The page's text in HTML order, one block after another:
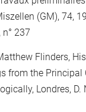
(GM), 74,
237
Flinders,
from the Principal
Londres, D.